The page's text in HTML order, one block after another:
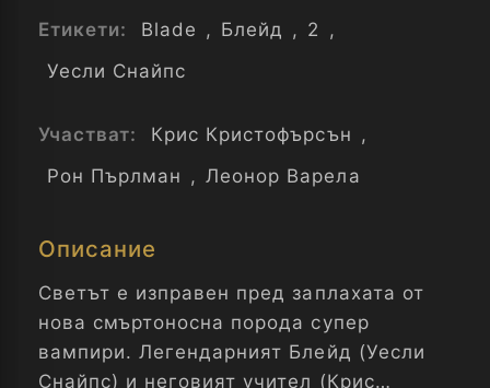
Етикети:
Blade , Блейд , 2 ,
Уесли Снайпс
Участват: Крис Кристофърсън ,
Рон Пърлман , Леонор Варела
Описание
Светът е изправен пред заплахата от
нова смъртоносна порода супер
вампири. Легендарният Блейд (Уесли
Снайпс) и неговият учител (Крис